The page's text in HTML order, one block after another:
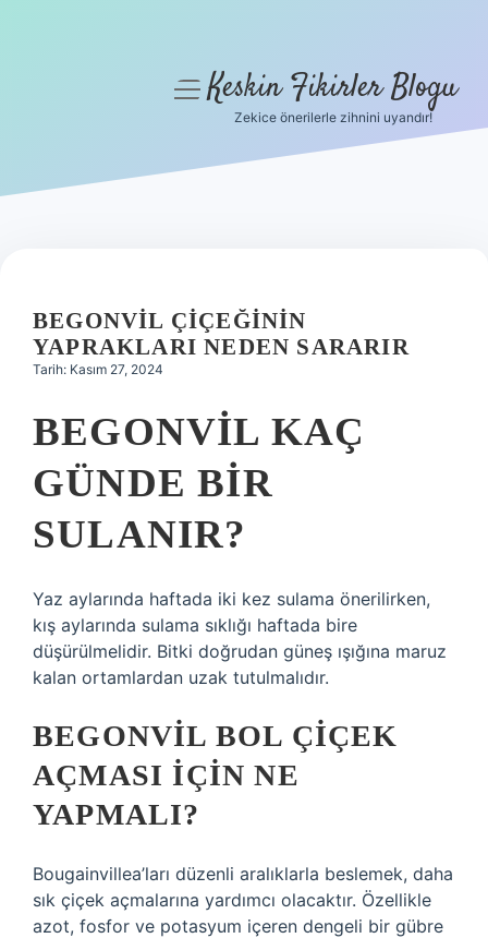
Hakkımızda
menüyüKeskin Fikirler Blogu
Zekice önerilerle zihnini uyandır!
BEGONVIL ÇIÇEĞININ
YAPRAKLARI NEDEN SARARIR
Tarih: Kasım 27, 2024
BEGONVIL KAÇ
GÜNDE BIR
SULANIR?
Yaz aylarında haftada iki kez sulama önerilirken,
kış aylarında sulama sıklığı haftada bire
düşürülmelidir. Bitki doğrudan güneş ışığına maruz
kalan ortamlardan uzak tutulmalıdır.
BEGONVIL BOL ÇIÇEK
AÇMASI IÇIN NE
YAPMALI?
Bougainvillea’ları düzenli aralıklarla beslemek, daha
sık çiçek açmalarına yardımcı olacaktır. Özellikle
azot, fosfor ve potasyum içeren dengeli bir gübre